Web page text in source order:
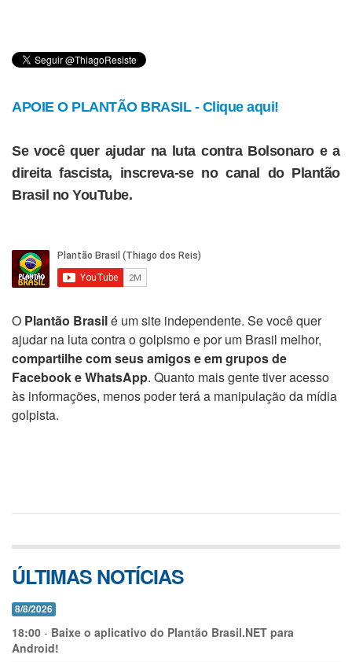
APOIE O PLANTÃO BRASIL - Clique aqui!
Se você quer ajudar na luta contra Bolsonaro e a
direita fascista, inscreva-se no canal do Plantão
Brasil no YouTube.
O Plantão Brasilé um site independente. Se você quer
ajudar na luta contra o golpismo e por um Brasil melhor,
compartilhe com seus amigos e em grupos de
Facebook e WhatsApp. Quanto mais gente tiver acesso
às informações, menos poder terá a manipulação da mídia
golpista.
ÚLTIMAS NOTÍCIAS
8/8/2026
18:00 - Baixe o aplicativo do Plantão Brasil.NET para
Android!